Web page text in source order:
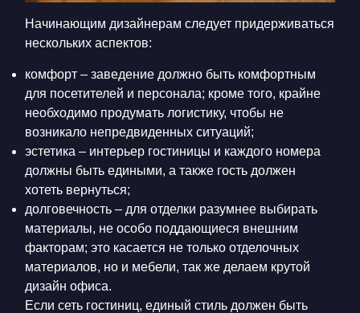
Начинающим дизайнерам следует придерживаться
нескольких аспектов:
комфорт – заведение должно быть комфортным
для посетителей и персонала; кроме того, крайне
необходимо продумать логистику, чтобы не
возникало непредвиденных ситуаций;
эстетика – интерьер гостиницы и каждого номера
должны быть едиными, а также гость должен
хотеть вернуться;
долговечность – для отделки разумнее выбирать
материалы, не особо поддающиеся внешним
факторам; это касается не только отделочных
материалов, но и мебели, так же делаем крутой
дизайн офиса.
Если сеть гостиниц, единый стиль должен быть